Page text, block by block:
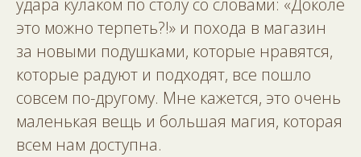
удара кулаком по столу со словами: «Доколе
это можно терпеть?!» и похода в магазин
за новыми подушками, которые нравятся,
которые радуют и подходят, все пошло
совсем по-другому. Мне кажется, это очень
маленькая вещь и большая магия, которая
всем нам доступна.